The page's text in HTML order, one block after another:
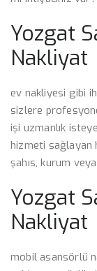
Yozgat
Nakliyat
ev nakliyesi gibi
sizlere
işi uzmanlık
hizmeti sağlayan
şahıs, kurum
Yozgat
Nakliyat
mobil asansörlü